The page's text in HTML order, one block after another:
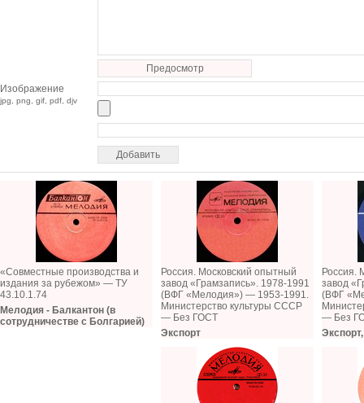
Предосмотр
Изображение
jpg, png, gif, pdf, djv
«Cовместные производства и
издания за рубежом» — ТУ
43.10.1.74
Мелодия - Балкантон (в
сотрудничестве с Болгарией)
Россия. Московский опытный
завод «Грамзапись». 1978-1991
(ВФГ «Мелодия») — 1953-1991.
Министерство культуры СССР
— Без ГОСТ
Экспорт
Россия.
завод
(ВФГ
— Без